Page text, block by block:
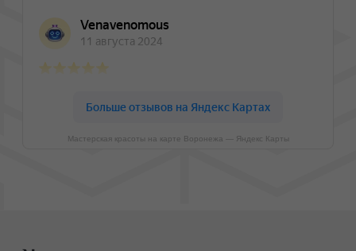
Мастерская красоты на карте Воронежа — Яндекс Карты